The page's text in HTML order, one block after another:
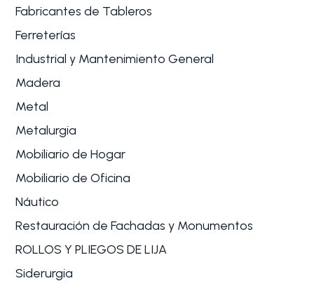
Fabricantes de Tableros
Ferreterías
Industrial y Mantenimiento General
Madera
Metal
Metalurgia
Mobiliario de Hogar
Mobiliario de Oficina
Náutico
Restauración de Fachadas y Monumentos
ROLLOS Y PLIEGOS DE LIJA
Siderurgia